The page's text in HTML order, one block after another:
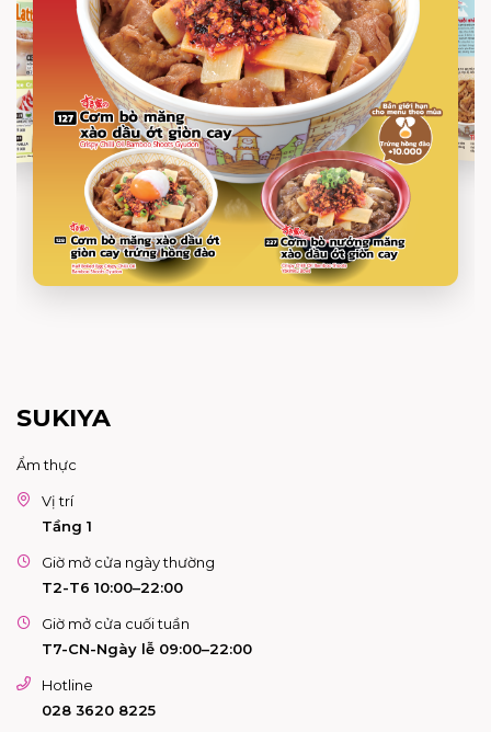
SUKIYA
Ẩm thực
Vị trí
Tầng 1
Giờ mở cửa ngày thường
T2-T6 10:00–22:00
Giờ mở cửa cuối tuần
T7-CN-Ngày lễ 09:00–22:00
Hotline
028 3620 8225